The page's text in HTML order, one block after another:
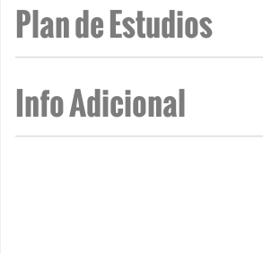
Plan de Estudios
Info Adicional